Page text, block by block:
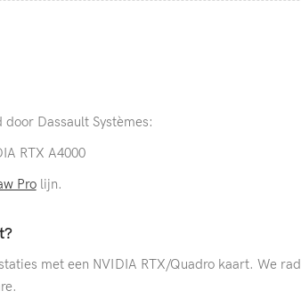
Dassault Systèmes:
RTX A4000
Prolijn.
met een NVIDIA RTX/Quadro kaart. We